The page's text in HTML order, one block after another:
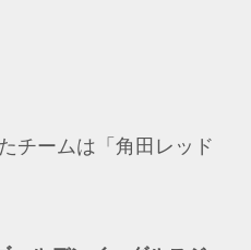
チームは「角田レッド